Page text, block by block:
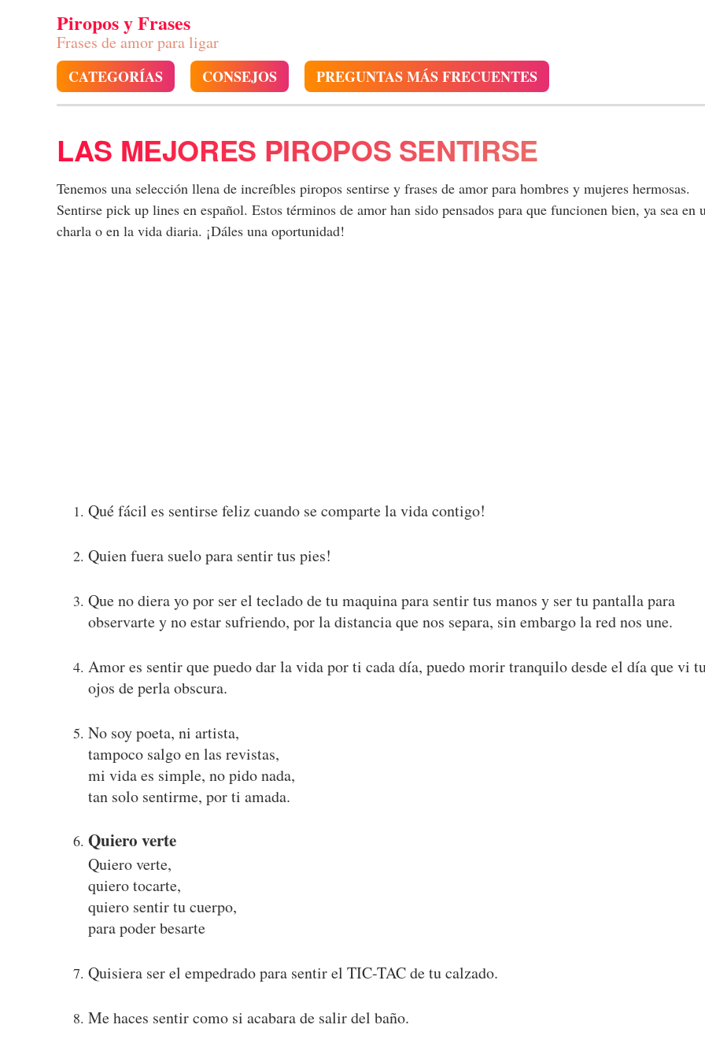
Piropos y Frases
Frases de amor para ligar
CATEGORÍAS CONSEJOS PREGUNTAS MÁS FRECUENTES
LAS MEJORES PIROPOS SENTIRSE
Tenemos una selección llena de increíbles piropos sentirse y frases de amor para hombres y mujeres hermosas.
Sentirse pick up lines en español. Estos términos de amor han sido pensados para que funcionen bien, ya sea en
charla o en la vida diaria. ¡Dáles una oportunidad!
Qué fácil es sentirse feliz cuando se comparte la vida contigo!
Quien fuera suelo para sentir tus pies!
Que no diera yo por ser el teclado de tu maquina para sentir tus manos y ser tu pantalla para
observarte y no estar sufriendo, por la distancia que nos separa, sin embargo la red nos une.
Amor es sentir que puedo dar la vida por ti cada día, puedo morir tranquilo desde el día que vi
ojos de perla obscura.
No soy poeta, ni artista,
tampoco salgo en las revistas,
mi vida es simple, no pido nada,
tan solo sentirme, por ti amada.
Quiero verte
Quiero verte,
quiero tocarte,
quiero sentir tu cuerpo,
para poder besarte
Quisiera ser el empedrado para sentir el TIC-TAC de tu calzado.
Me haces sentir como si acabara de salir del baño.